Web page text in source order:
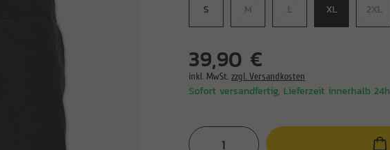
S M L XL 2XL
39,90 €
inkl. MwSt. zzgl. Versandkosten
Sofort versandfertig, Lieferzeit innerhalb 24h